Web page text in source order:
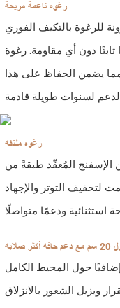
رغوة ناعمة مريحة
للرغوة بالتكيف الفوري
دون أي مقاومة. رغوة
مما يضمن الحفاظ على هذا
رغوة ملتفة
الإسفنج المُعقّد طبقةً من
التوتر والإجهاد
369 درجة دعمًا إضافيًا حول المحيط الكامل